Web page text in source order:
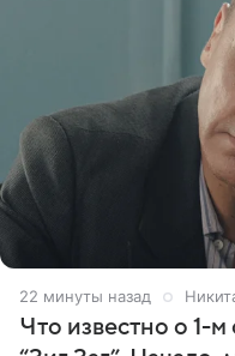
23 минуты назад
Что известно о 1-